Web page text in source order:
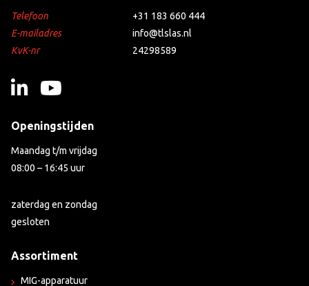
Telefoon
+31 183 660 444
E-mailadres
info@tlslas.nl
KvK-nr
24298589
Openingstijden
Maandag t/m vrijdag
08:00 – 16:45 uur
zaterdag en zondag
gesloten
Assortiment
MIG-apparatuur